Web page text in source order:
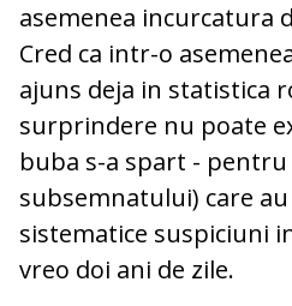
asemenea incurcatura
Cred ca intr-o
ajuns deja in statistica
surprindere nu poate
buba s-a spart - pentru
subsemnatului) care
sistematice suspiciuni
vreo doi ani de zile.